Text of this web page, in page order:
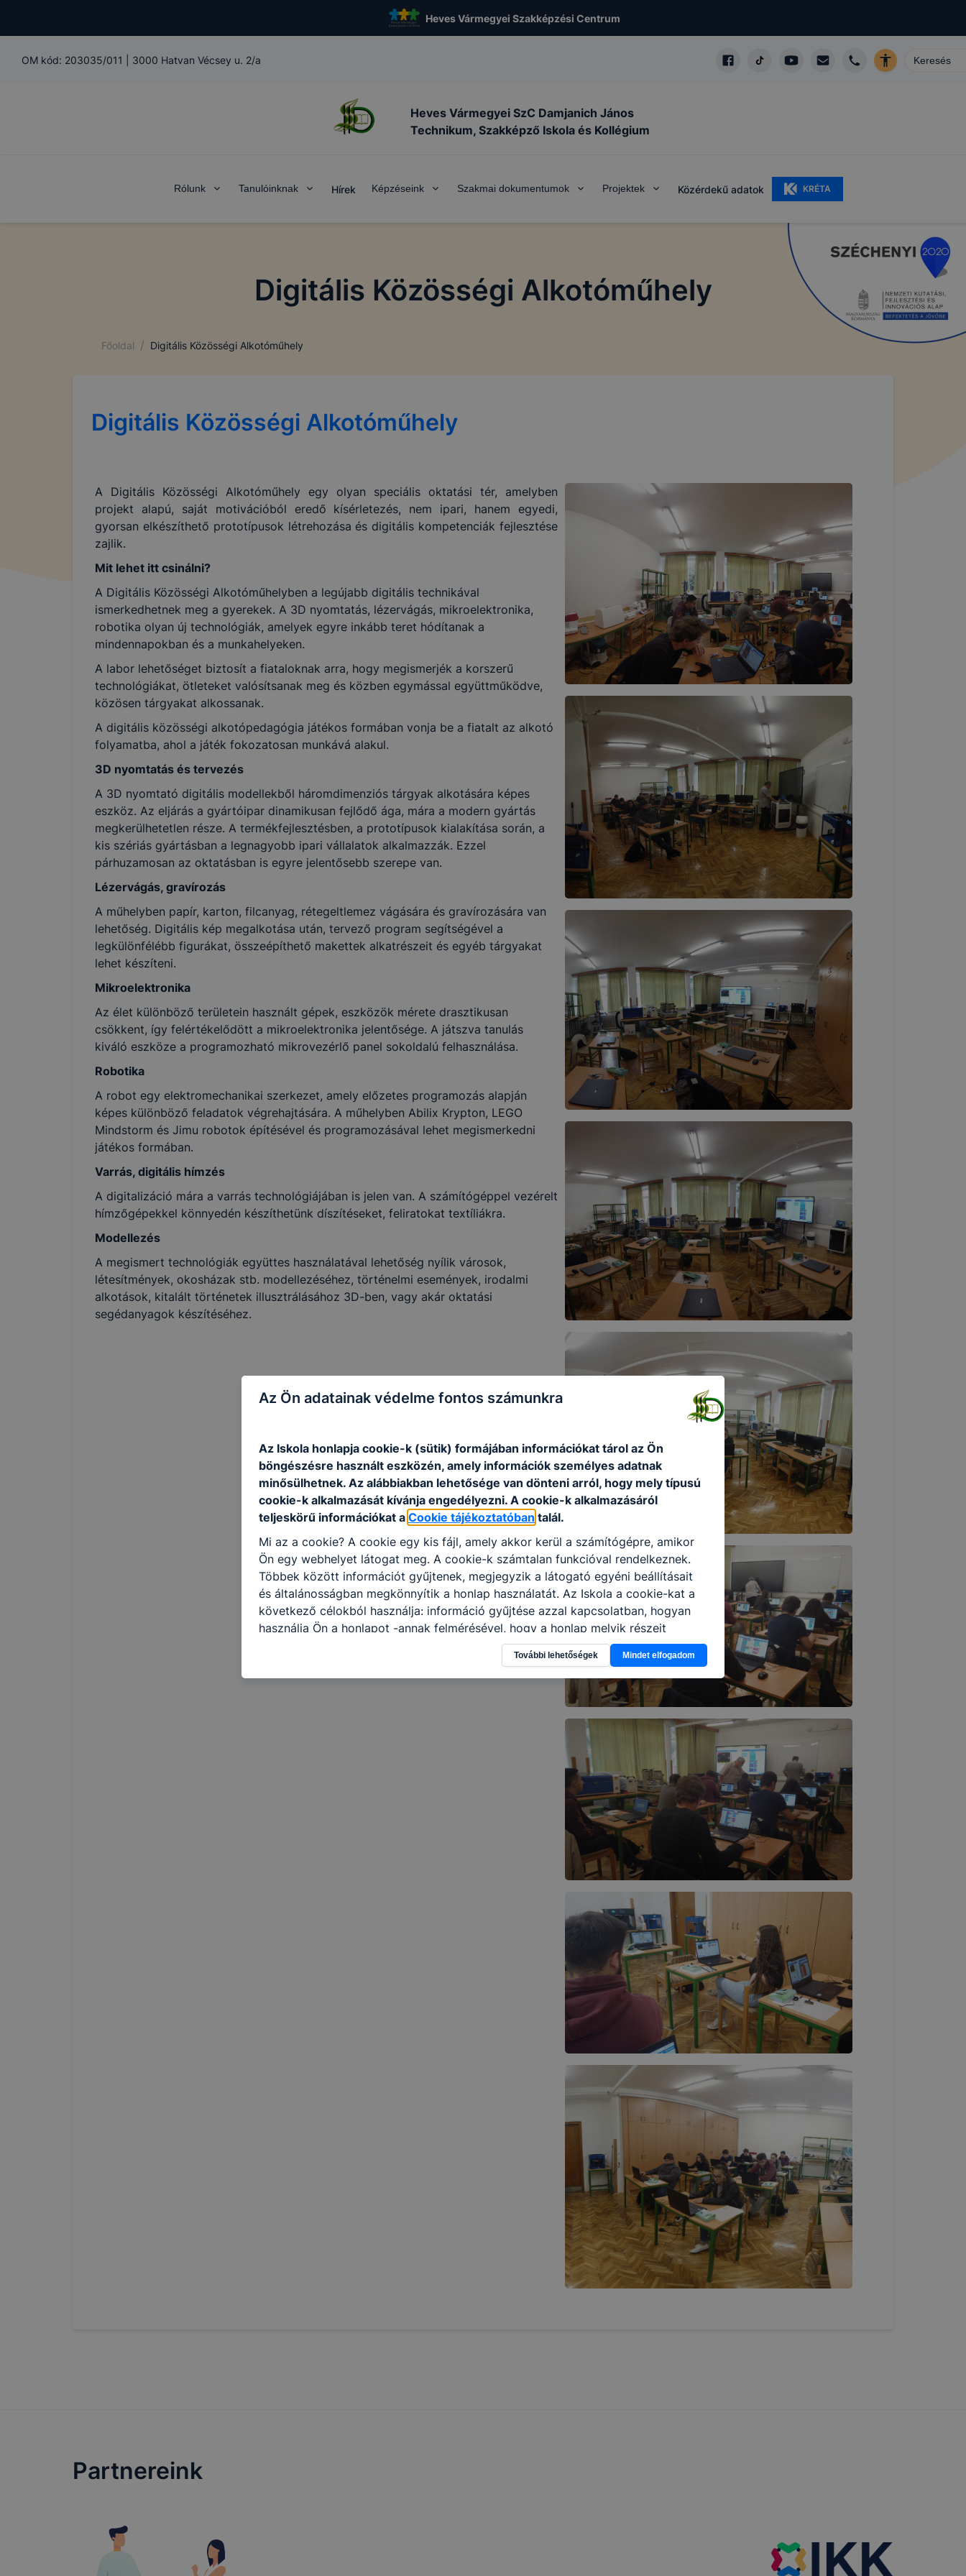
Heves Vármegyei Szakképzési Centrum
OM kód: 203035/011 3000 Hatvan Vécsey u. 2/a
Heves Vármegyei SzC Damjanich János
Technikum, Szakképző Iskola és Kollégium
Rólunk Tanulóinknak Hírek Képzéseink Szakmai dokumentumok Projektek Közérdekű adatok KRÉTA
Digitális Közösségi Alkotóműhely
Főoldal / Digitális Közösségi Alkotóműhely
Digitális Közösségi Alkotóműhely
A Digitális Közösségi Alkotóműhely egy olyan speciális oktatási tér, amelyben
projekt alapú, saját motivációból eredő kísérletezés, nem ipari, hanem egyedi,
gyorsan elkészíthető prototípusok létrehozása és digitális kompetenciák fejlesztése
zajlik.
Mit lehet itt csinálni?
A Digitális Közösségi Alkotóműhelyben a legújabb digitális technikával
ismerkedhetnek meg a gyerekek. A 3D nyomtatás, lézervágás, mikroelektronika,
robotika olyan új technológiák, amelyek egyre inkább teret hódítanak a
mindennapokban és a munkahelyeken.
A labor lehetőséget biztosít a fiataloknak arra, hogy megismerjék a korszerű
technológiákat, ötleteket valósítsanak meg és közben egymással együttműködve,
közösen tárgyakat alkossanak.
A digitális közösségi alkotópedagógia játékos formában vonja be a fiatalt az alkotó
folyamatba, ahol a játék fokozatosan munkává alakul.
3D nyomtatás és tervezés
A 3D nyomtató digitális modellekből háromdimenziós tárgyak alkotására képes
eszköz. Az eljárás a gyártóipar dinamikusan fejlődő ága, mára a modern gyártás
megkerülhetetlen része. A termékfejlesztésben, a prototípusok kialakítása során, a
kis szériás gyártásban a legnagyobb ipari vállalatok alkalmazzák. Ezzel
párhuzamosan az oktatásban is egyre jelentősebb szerepe van.
Lézervágás, gravírozás
A műhelyben papír, karton, filcanyag, rétegeltlemez vágására és gravírozására van
lehetőség. Digitális kép megalkotása után, tervező program segítségével a
legkülönfélébb figurákat, összeépíthető makettek alkatrészeit és egyéb tárgyakat
lehet készíteni.
Mikroelektronika
Az élet különböző területein használt gépek, eszközök mérete drasztikusan
csökkent, így felértékelődött a mikroelektronika jelentősége. A játszva tanulás
kiváló eszköze a programozható mikrovezérlő panel sokoldalú felhasználása.
Robotika
A robot egy elektromechanikai szerkezet, amely előzetes programozás alapján
képes különböző feladatok végrehajtására. A műhelyben Abilix Krypton, LEGO
Mindstorm és Jimu robotok építésével és programozásával lehet megismerkedni
játékos formában.
Varrás, digitális hímzés
A digitalizáció mára a varrás technológiájában is jelen van. A számítógéppel vezérelt
hímzőgépekkel könnyedén készíthetünk díszítéseket, feliratokat textíliákra.
Modellezés
A megismert technológiák együttes használatával lehetőség nyílik városok,
létesítmények, okosházak stb. modellezéséhez, történelmi események, irodalmi
alkotások, kitalált történetek illusztrálásához 3D-ben, vagy akár oktatási
segédanyagok készítéséhez.
Partnereink
Az Ön adatainak védelme fontos számunkra
Az Iskola honlapja cookie-k (sütik) formájában információkat tárol az Ön
böngészésre használt eszközén, amely információk személyes adatnak
minősülhetnek. Az alábbiakban lehetősége van dönteni arról, hogy mely típusú
cookie-k alkalmazását kívánja engedélyezni. A cookie-k alkalmazásáról
teljeskörű információkat a Cookie tájékoztatóban talál.
Mi az a cookie? A cookie egy kis fájl, amely akkor kerül a számítógépre, amikor
Ön egy webhelyet látogat meg. A cookie-k számtalan funkcióval rendelkeznek.
Többek között információt gyűjtenek, megjegyzik a látogató egyéni beállításait
és általánosságban megkönnyítik a honlap használatát. Az Iskola a cookie-kat a
következő célokból használja: információ gyűjtése azzal kapcsolatban, hogyan
használja Ön a honlapot -annak felmérésével, hogy a honlap melyik részeit
látogatja, vagy használja leginkább, így megtudhatjuk, hogyan biztosítsunk Önnek
még jobb felhasználói élményt, ha ismét meglátogatja oldalunkat, honlap
fejlesztése. Hogyan ellenőrizheti és hogyan tudja kikapcsolni a cookie-kat?
Minden modern böngésző engedélyezi a cookie-k beállításának a változtatását. A
ezek általában megváltoztathatók. Felhívjuk figyelmét, hogy mivel a cookie-k
célja honlapunk használhatóságának és folyamatainak megkönnyítése vagy
lehetővé tétele, a cookie-k alkalmazásának megakadályozása vagy törlése által
előfordulhat, hogy felhasználóink nem lesznek képesek honlapunk funkcióinak
teljes körű használatára, vagy a honlap a tervezettől eltérően fog működni
További lehetőségek Mindet elfogadom